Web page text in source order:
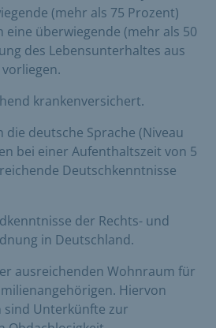
(mehr als 75 Prozent)
eine überwiegende (mehr als 50
des Lebensunterhaltes aus
krankenversichert.
die deutsche Sprache (Niveau
bei einer Aufenthaltszeit von 5
Deutschkenntnisse
der Rechts- und
in Deutschland.
ausreichenden Wohnraum für
Hiervon
sind Unterkünfte zur